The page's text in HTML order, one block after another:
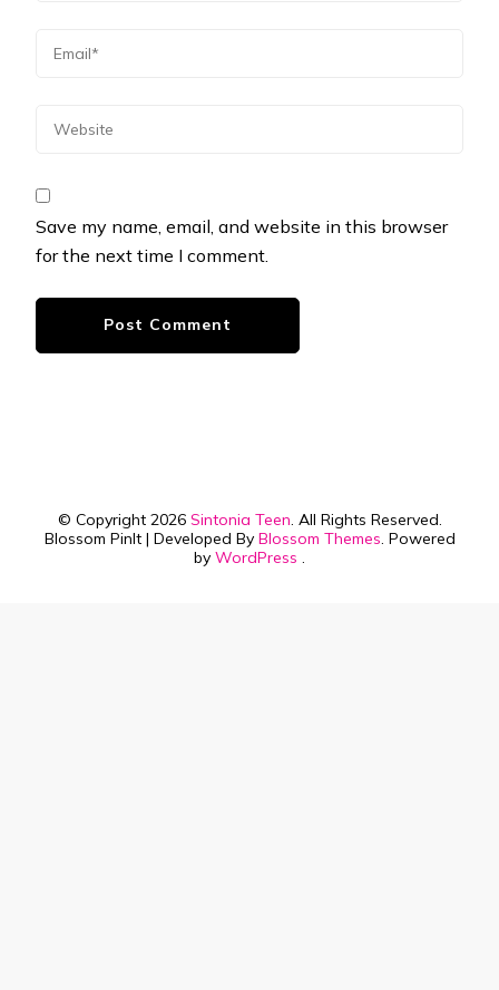
Save my name, email, and website in this browser
for the next time I comment.
© Copyright 2026 Sintonia Teen. All Rights Reserved.
Blossom PinIt | Developed By Blossom Themes. Powered
by WordPress .